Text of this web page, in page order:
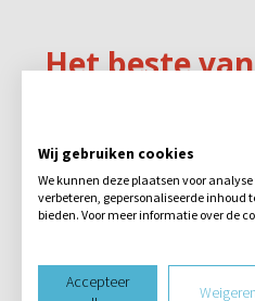
Al een tijdje
wanneer zoek
1,5 jr een
Wij gebruiken cookies
We kunnen deze plaatsen voor
verbeteren, gepersonaliseerde inhoud
bieden. Voor meer informatie over de
Accepteer
Weigeren